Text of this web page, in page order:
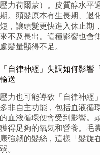
壓力荷爾蒙）。皮質醇水平
期。頭髮原本有生長期、退
短，讓頭髮更快進入休止期
來不及長出。這種影響也會
處髮量顯得不足。
「自律神經」失調如何影響
輸送
壓力也可能導致「自律神經
多非自主功能，包括血液循
的血液循環便會受到影響。
獲得足夠的氧氣和營養。毛
康強韌的髮絲，這樣「髮旋
弱。